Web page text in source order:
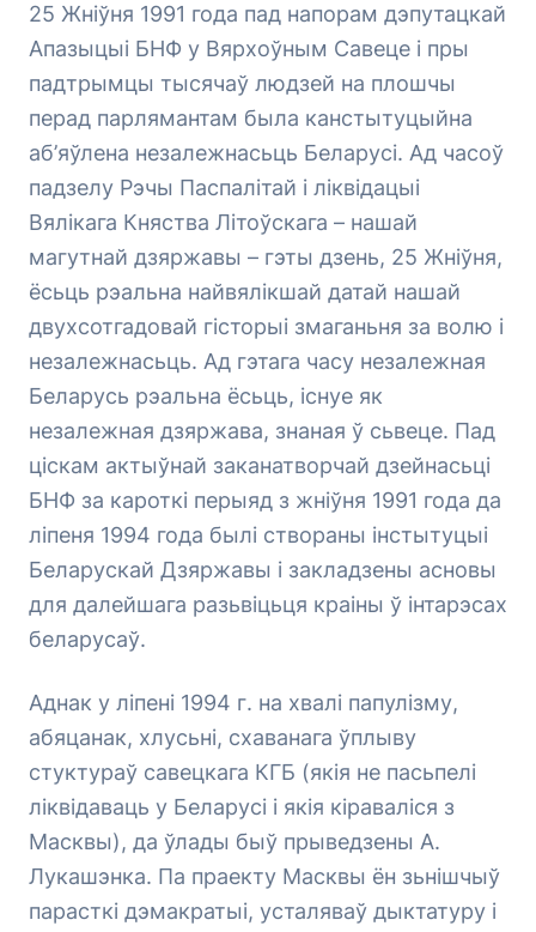
25 Жніўня 1991 года пад напорам дэпутацкай
Апазыцыі БНФ у Вярхоўным Савеце і пры
падтрымцы тысячаў людзей на плошчы
перад парлямантам была канстытуцыйна
аб’яўлена незалежнасьць Беларусі. Ад часоў
падзелу Рэчы Паспалітай і ліквідацыі
Вялікага Княства Літоўскага – нашай
магутнай дзяржавы – гэты дзень, 25 Жніўня,
ёсьць рэальна найвялікшай датай нашай
двухсотгадовай гісторыі змаганьня за волю і
незалежнасьць. Ад гэтага часу незалежная
Беларусь рэальна ёсьць, існуе як
незалежная дзяржава, знаная ў сьвеце. Пад
ціскам актыўнай заканатворчай дзейнасьці
БНФ за кароткі перыяд з жніўня 1991 года да
ліпеня 1994 года былі створаны інстытуцыі
Беларускай Дзяржавы і закладзены асновы
для далейшага разьвіцьця краіны ў інтарэсах
беларусаў.
Аднак у ліпені 1994 г. на хвалі папулізму,
абяцанак, хлусьні, схаванага ўплыву
стуктураў савецкага КГБ (якія не пасьпелі
ліквідаваць у Беларусі і якія кіраваліся з
Масквы), да ўлады быў прыведзены А.
Лукашэнка. Па праекту Масквы ён зьнішчыў
парасткі дэмакратыі, усталяваў дыктатуру і